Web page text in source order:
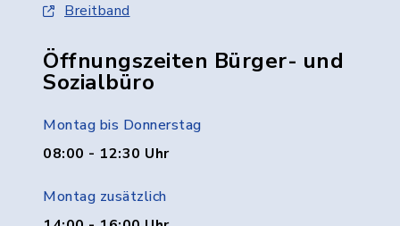
Breitband
Öffnungszeiten Bürger- und
Sozialbüro
Montag bis Donnerstag
08:00 - 12:30 Uhr
Montag zusätzlich